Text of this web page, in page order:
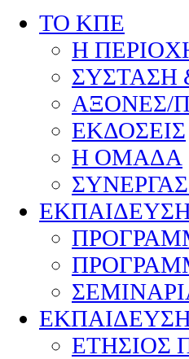
ΤΟ ΚΠΕ
Η
ΣΥΣΤΑΣΗ
ΑΞΟΝΕΣ/
ΕΚΔΟΣΕΙΣ
Η ΟΜΑΔΑ
ΕΤΗΣΙΟΣ